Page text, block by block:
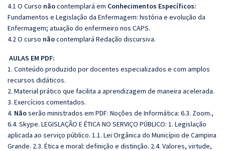
4.1 O Curso nãocontemplará em Conhecimentos Específicos:
Fundamentos e Legislação da Enfermagem: história e evolução da
Enfermagem; atuação do enfermeiro nos CAPS.
4.2 O curso nãocontemplará Redação discursiva.
AULAS EM PDF:
1. Conteúdo produzido por docentes especializados e com amplos
recursos didáticos.
2. Material prático que facilita a aprendizagem de maneira acelerada.
3. Exercícios comentados.
4. Nãoserão ministrados em PDF: Noções de Informática: 6.3. Zoom.,
6.4. Skype. LEGISLAÇÃO E ÉTICA NO SERVIÇO PÚBLICO: 1. Legislação
aplicada ao serviço público. 1.1. Lei Orgânica do Município de Campina
Grande. 2.3. Ética e moral: definição e distinção. 2.4. Valores, virtude,